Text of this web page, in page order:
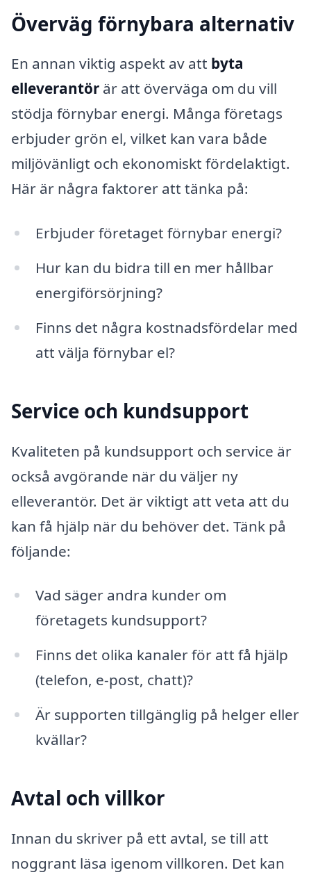
Överväg förnybara alternativ
En annan viktig aspekt av att byta
elleverantör är att överväga om du vill
stödja förnybar energi. Många företags
erbjuder grön el, vilket kan vara både
miljövänligt och ekonomiskt fördelaktigt.
Här är några faktorer att tänka på:
Erbjuder företaget förnybar energi?
Hur kan du bidra till en mer hållbar
energiförsörjning?
Finns det några kostnadsfördelar med
att välja förnybar el?
Service och kundsupport
Kvaliteten på kundsupport och service är
också avgörande när du väljer ny
elleverantör. Det är viktigt att veta att du
kan få hjälp när du behöver det. Tänk på
följande:
Vad säger andra kunder om
företagets kundsupport?
Finns det olika kanaler för att få hjälp
(telefon, e-post, chatt)?
Är supporten tillgänglig på helger eller
kvällar?
Avtal och villkor
Innan du skriver på ett avtal, se till att
noggrant läsa igenom villkoren. Det kan